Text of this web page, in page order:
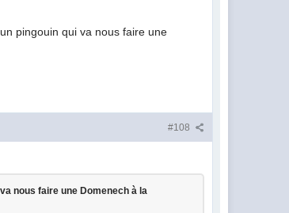
pingouin qui va nous faire une
#108
nous faire une Domenech à la